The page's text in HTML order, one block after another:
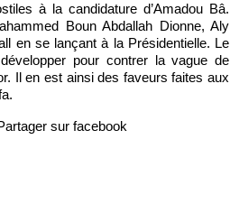
à la candidature d’Amadou Bâ.
Boun Abdallah Dionne, Aly
en se lançant à la Présidentielle. Le
pour contrer la vague de
Il en est ainsi des faveurs faites aux
sur facebook